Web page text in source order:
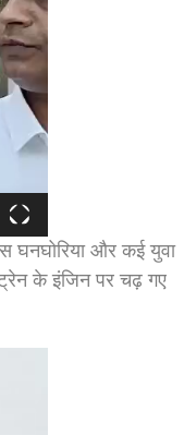
घनघोरिया और कई युवा
के इंजिन पर चढ़ गए